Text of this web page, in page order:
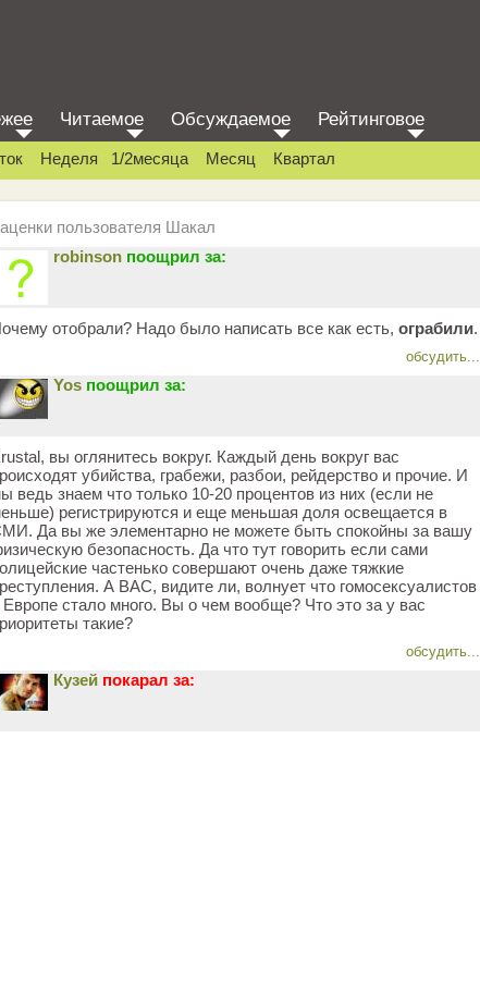
Читаемое Обсуждаемое Рейтинговое
Неделя 1/2месяца Месяц Квартал
пользователя Шакал
robinson поощрил за:
отобрали? Надо было написать все как есть, ограбили.
обсудить...
Yos поощрил за:
вы оглянитесь вокруг. Каждый день вокруг вас
убийства, грабежи, разбои, рейдерство и прочие. И
ведь знаем что только 10-20 процентов из них (если не
регистрируются и еще меньшая доля освещается в
Да вы же элементарно не можете быть спокойны за вашу
безопасность. Да что тут говорить если сами
частенько совершают очень даже тяжкие
А ВАС, видите ли, волнует что гомосексуалистов
Европе стало много. Вы о чем вообще? Что это за у вас
такие?
обсудить...
Кузей покарал за: